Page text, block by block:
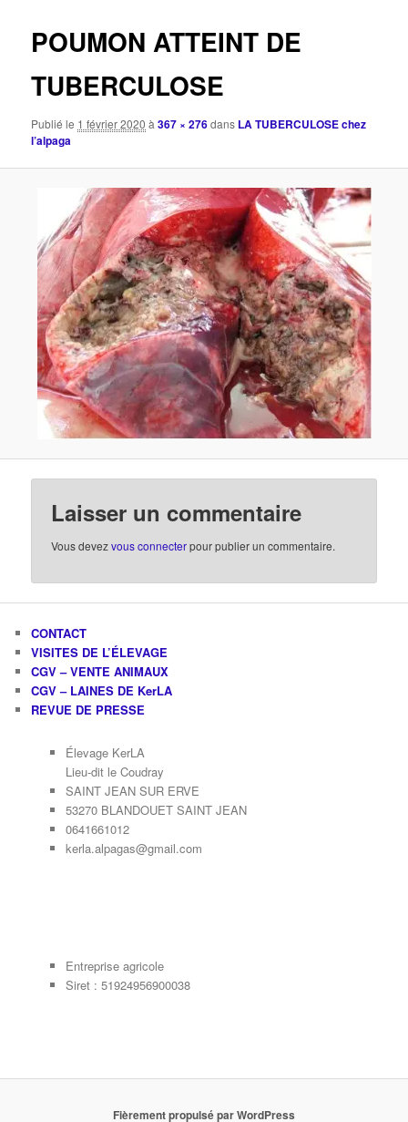
POUMON ATTEINT DE
TUBERCULOSE
Publié le 1 février 2020 à367 × 276dans LA TUBERCULOSE chez
l’alpaga
Laisser un commentaire
Vous devezvous connecterpour publier un commentaire.
CONTACT
VISITES DE L’ÉLEVAGE
CGV – VENTE ANIMAUX
CGV – LAINES DE KerLA
REVUE DE PRESSE
Élevage KerLA
Lieu-dit le Coudray
SAINT JEAN SUR ERVE
53270 BLANDOUET SAINT JEAN
0641661012
kerla.alpagas@gmail.com
Entreprise agricole
Siret : 51924956900038
Fièrement propulsé par WordPress